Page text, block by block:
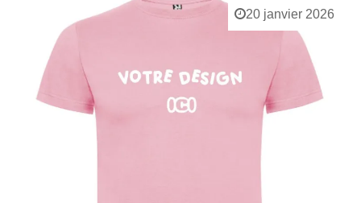
20 janvier 2026